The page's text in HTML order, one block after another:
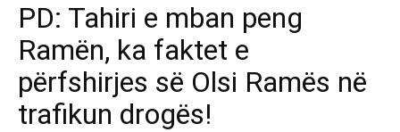
PD: Tahiri e mban peng
Ramën, ka faktet e
përfshirjes së Olsi Ramës në
trafikun drogës!